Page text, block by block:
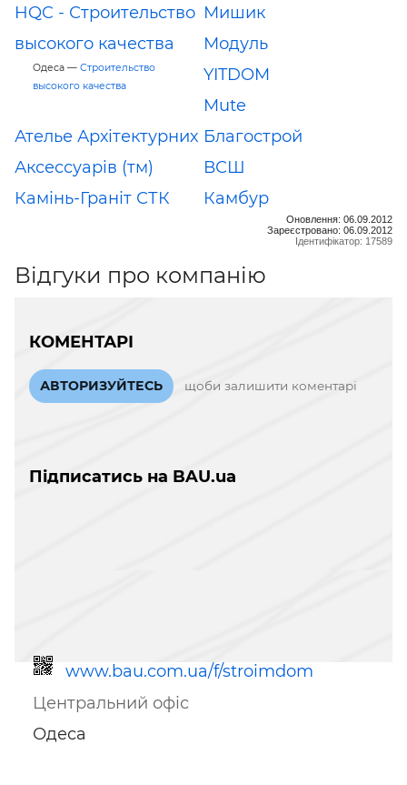
HQC - Строительство
высокого качества
Одеса — Строительство
высокого качества
Мишик
Модуль
YITDOM
Mute
Ателье Архiтектурних
Аксессуарiв (тм)
Благострой
ВСШ
Камінь-Граніт СТК
Камбур
Оновлення: 06.09.2012
Зареєстровано: 06.09.2012
Ідентифікатор: 17589
Відгуки про компанію
КОМЕНТАРІ
АВТОРИЗУЙТЕСЬ щоби залишити коментарі
Підписатись на BAU.ua
www.bau.com.ua/f/stroimdom
Центральний офіс
Одеса